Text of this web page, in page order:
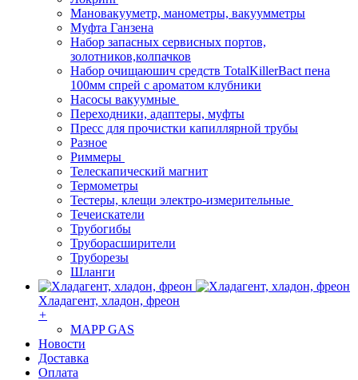
Мановакууметр, манометры, вакуумметры
Муфта Ганзена
Набор запасных сервисных портов,
золотников,колпачков
Набор очищаюшич средств TotalKillerBact пена
100мм спрей с ароматом клубники
Насосы вакуумные
Переходники, адаптеры, муфты
Пресс для прочистки капиллярной трубы
Разное
Риммеры
Телескапический магнит
Термометры
Тестеры, клещи электро-измерительные
Течеискатели
Трубогибы
Труборасширители
Труборезы
Шланги
Хладагент, хладон, фреон
+
MAPP GAS
Новости
Доставка
Оплата